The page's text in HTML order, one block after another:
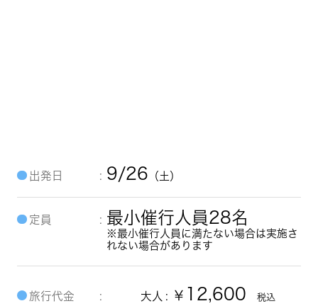
定員 最小催行人員28名
※最小催行人員に満たない場合は実施さ
れない場合があります
出発日 9/26 （土）
旅行代金 大人 ￥ 12,600 税込